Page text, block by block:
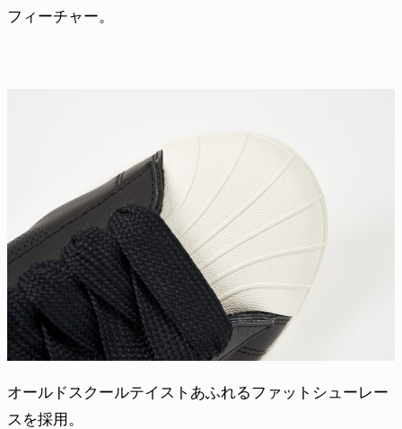
フィーチャー。
オールドスクールテイストあふれるファットシューレー
スを採用。